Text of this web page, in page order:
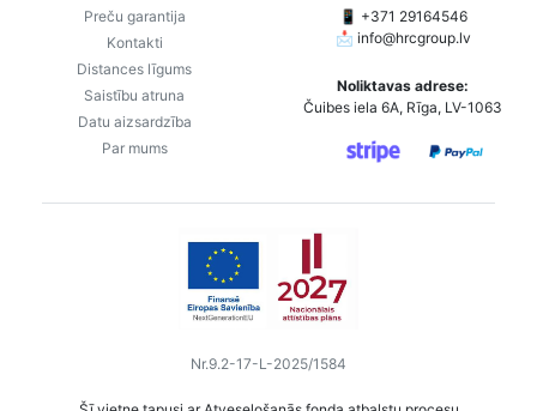
Preču garantija
Kontakti
Distances līgums
Saistību atruna
Datu aizsardzība
Par mums
📱 +371 29164546
📩 info@hrcgroup.lv
Noliktavas adrese:
Čuibes iela 6A, Rīga, LV-1063
Nr.9.2-17-L-2025/1584